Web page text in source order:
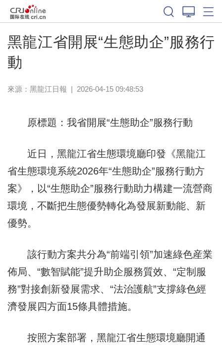
黑龍江省開展“生態助企”服務行
動
來源： 黑龍江日報 | 2026-04-15 09:48:53
原標題：我省開展“生態助企”服務行動
近日，黑龍江省生態環境廳印發《黑龍江
省生態環境系統2026年“生態助企”服務行動方
案》，以“生態助企”服務行動助力構建一流營商
環境，不斷把生態優勢轉化為發展新動能、新
優勢。
該行動方案共分為“前端引領”加速綠色産業
佈局、“數智賦能”提升助企服務質效、“定制服
務”對接創新發展需求、“法治護航”支撐綠色經
濟發展四方面15條具體措施。
按照方案部署，黑龍江省生態環境廳開通